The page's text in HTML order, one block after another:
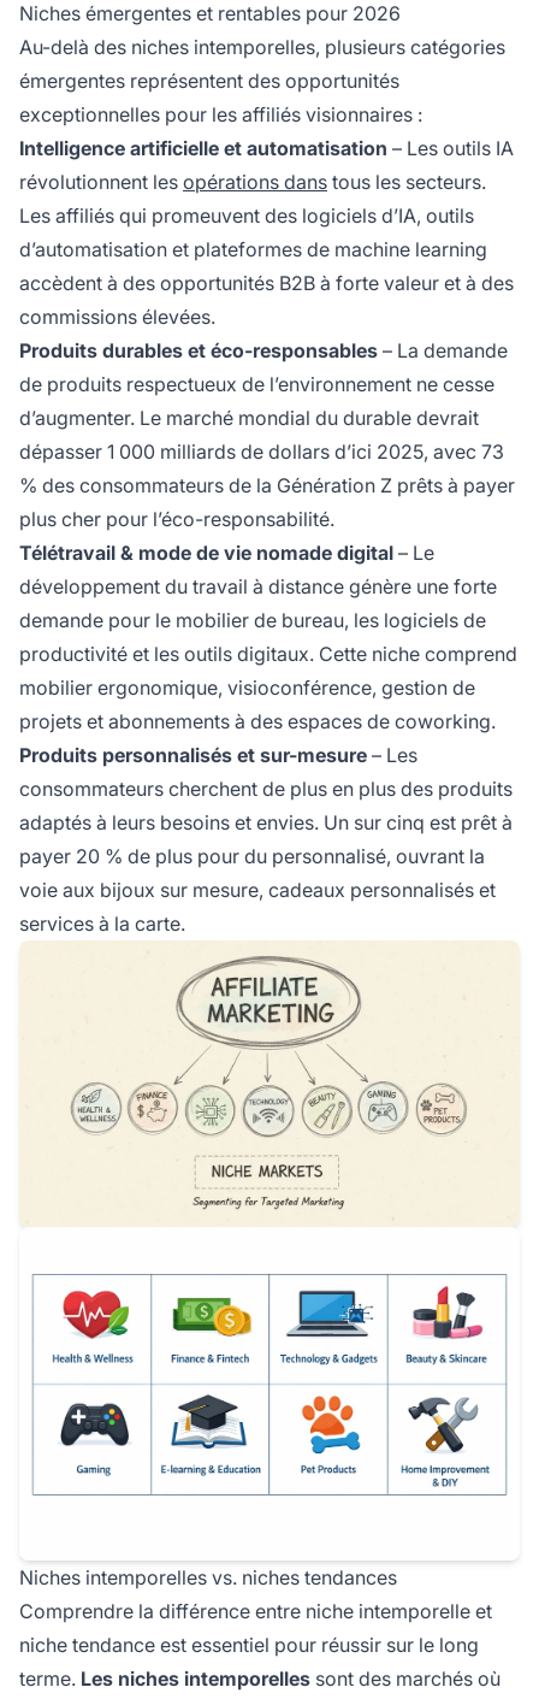
Niches émergentes et rentables pour 2026
Au-delà des niches intemporelles, plusieurs catégories
émergentes représentent des opportunités
exceptionnelles pour les affiliés visionnaires :
Intelligence artificielle et automatisation – Les outils IA
révolutionnent les opérations dans tous les secteurs.
Les affiliés qui promeuvent des logiciels d’IA, outils
d’automatisation et plateformes de machine learning
accèdent à des opportunités B2B à forte valeur et à des
commissions élevées.
Produits durables et éco-responsables – La demande
de produits respectueux de l’environnement ne cesse
d’augmenter. Le marché mondial du durable devrait
dépasser 1 000 milliards de dollars d’ici 2025, avec 73
% des consommateurs de la Génération Z prêts à payer
plus cher pour l’éco-responsabilité.
Télétravail & mode de vie nomade digital – Le
développement du travail à distance génère une forte
demande pour le mobilier de bureau, les logiciels de
productivité et les outils digitaux. Cette niche comprend
mobilier ergonomique, visioconférence, gestion de
projets et abonnements à des espaces de coworking.
Produits personnalisés et sur-mesure – Les
consommateurs cherchent de plus en plus des produits
adaptés à leurs besoins et envies. Un sur cinq est prêt à
payer 20 % de plus pour du personnalisé, ouvrant la
voie aux bijoux sur mesure, cadeaux personnalisés et
services à la carte.
Niches intemporelles vs. niches tendances
Comprendre la différence entre niche intemporelle et
niche tendance est essentiel pour réussir sur le long
terme. Les niches intemporelles sont des marchés où